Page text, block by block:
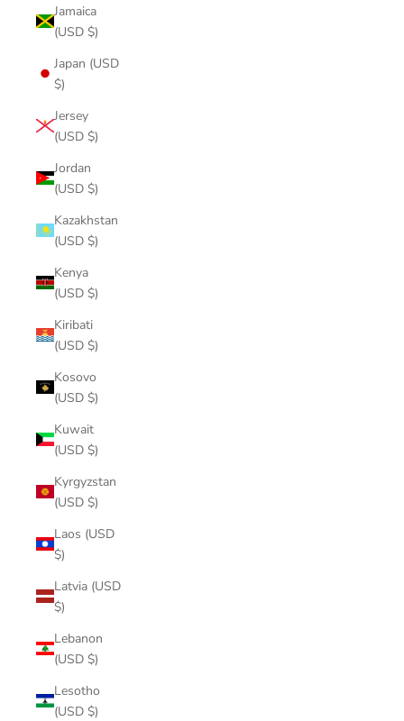
Jamaica
(USD $)
Japan (USD
$)
Jersey
(USD $)
Jordan
(USD $)
Kazakhstan
(USD $)
Kenya
(USD $)
Kiribati
(USD $)
Kosovo
(USD $)
Kuwait
(USD $)
Kyrgyzstan
(USD $)
Laos (USD
$)
Latvia (USD
$)
Lebanon
(USD $)
Lesotho
(USD $)